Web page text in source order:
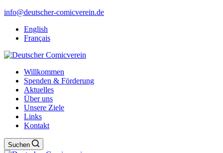
info@deutscher-comicverein.de
English
Français
Willkommen
Spenden & Förderung
Aktuelles
Über uns
Unsere Ziele
Links
Kontakt
Suchen